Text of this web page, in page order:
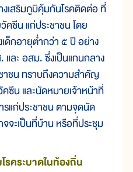
ริมภูมิคุ้มกันโรคติดต่อ ที่
คซีน แก่ประชาชน โดย
เด็กอายุต่ำกว่า ๕ ปี อย่าง
ละ อสม. ซึ่งเป็นแกนกลาง
ชาชน ทราบถึงความสำคัญ
คซีน และนัดหมายเจ้าหน้าที่
รแก่ประชาชน ตามจุดนัด
จะเป็นที่บ้าน หรือที่ประชุม
คระบาดในท้องถิ่น